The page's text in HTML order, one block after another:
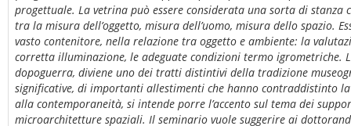
progettuale. La vetrina può essere considerata una sorta di
tra la misura dell’oggetto, misura dell’uomo, misura dello spazio.
vasto contenitore, nella relazione tra oggetto e ambiente: la
corretta illuminazione, le adeguate condizioni termo igrometriche.
dopoguerra, diviene uno dei tratti distintivi della tradizione
significative, di importanti allestimenti che hanno contraddistinto
alla contemporaneità, si intende porre l’accento sul tema dei
microarchitetture spaziali. Il seminario vuole suggerire ai